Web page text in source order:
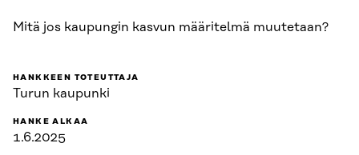
Mitä jos kaupungin kasvun määritelmä muutetaan?
HANKKEEN TOTEUTTAJA
Turun kaupunki
HANKE ALKAA
1.6.2025